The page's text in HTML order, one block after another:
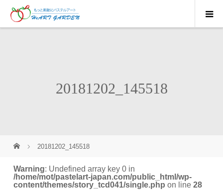
20181202_145518
20181202_145518
Warning: Undefined array key 0 in
/home/mot/pastelart-japan.com/public_html/wp-
content/themes/story_tcd041/single.php on line28